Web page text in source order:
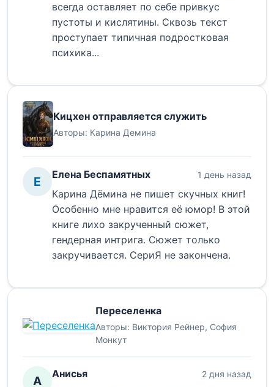
всегда оставляет по себе привкус
пустоты и кислятины. Сквозь текст
проступает типичная подростковая
психика...
Кицхен отправляется служить
Авторы: Карина Демина
Е Елена Беспамятных 1 день назад
Карина Дёмина не пишет скучных книг!
Особенно мне нравится её юмор! В этой
книге лихо закрученный сюжет,
гендерная интрига. Сюжет только
закручивается. СериЯ не закончена.
Переселенка
Авторы: Виктория Рейнер, София
Монкут
А Анисья 2 дня назад